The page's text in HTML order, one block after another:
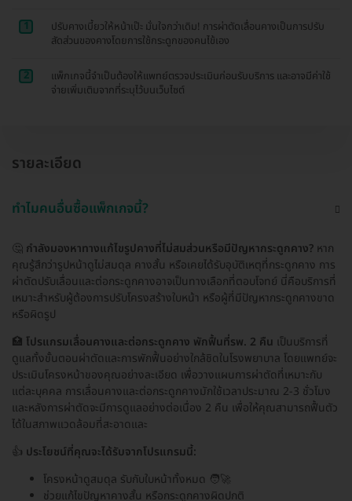
1
ปรับคางเบี้ยวให้หน้าเป๊ะ มั่นใจกว่าเดิม! การผ่าตัดเลื่อนคางเป็นการปรับ
สัดส่วนของคางโดยการใช้กระดูกของคนไข้เอง
2
แพ็กเกจนี้จำเป็นต้องให้แพทย์ตรวจประเมินก่อนรับบริการ และอาจมีค่าใช้
จ่ายเพิ่มเติมจากที่ระบุไว้บนเว็บไซต์
รายละเอียด
ทำไมคนอื่นซื้อแพ็กเกจนี้?
🤔 กำลังมองหาทางแก้ไขรูปคางที่ไม่สมส่วนหรือมีปัญหากระดูกคาง? หาก
คุณรู้สึกว่ารูปหน้าดูไม่สมดุล คางสั้น หรือเคยได้รับอุบัติเหตุที่กระดูกคาง การ
ผ่าตัดปรับเลื่อนและต่อกระดูกคางอาจเป็นทางเลือกที่ตอบโจทย์ นี่คือบริการที่
เหมาะสำหรับผู้ต้องการปรับโครงสร้างใบหน้า หรือผู้ที่มีปัญหากระดูกคางขาด
หรือผิดรูป
🏥 โปรแกรมเลื่อนคางและต่อกระดูกคาง พักฟื้นที่รพ. 2 คืน เป็นบริการที่
ดูแลทั้งขั้นตอนผ่าตัดและการพักฟื้นอย่างใกล้ชิดในโรงพยาบาล โดยแพทย์จะ
ประเมินโครงหน้าของคุณอย่างละเอียด เพื่อวางแผนการผ่าตัดที่เหมาะกับ
แต่ละบุคคล การเลื่อนคางและต่อกระดูกคางมักใช้เวลาประมาณ 2-3 ชั่วโมง
และหลังการผ่าตัดจะมีการดูแลอย่างต่อเนื่อง 2 คืน เพื่อให้คุณสามารถฟื้นตัว
ได้ในสภาพแวดล้อมที่สะอาดและ
👍 ประโยชน์ที่คุณจะได้รับจากโปรแกรมนี้:
โครงหน้าดูสมดุล รับกับใบหน้าทั้งหมด 🧑‍🚀
ช่วยแก้ไขปัญหาคางสั้น หรือกระดูกคางผิดปกติ